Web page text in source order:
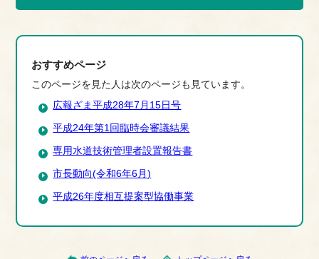
おすすめページ
このページを見た人は次のページも見ています。
広報ざま平成28年7月15日号
平成24年第1回臨時会審議結果
専用水道技術管理者設置報告書
市長動向(令和6年6月)
平成26年度相互提案型協働事業